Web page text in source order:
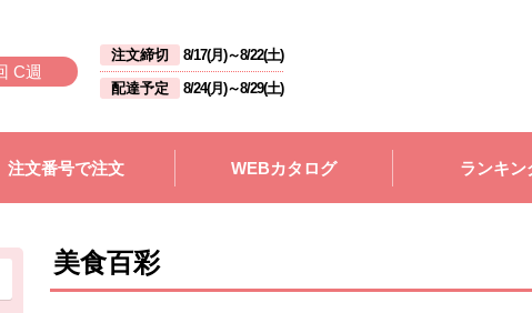
C週
注文締切 8/17(月)～8/22(土)
配達予定
8/24(月)～8/29(土)
注文番号で注文 WEBカタログ ランキン
美食百彩